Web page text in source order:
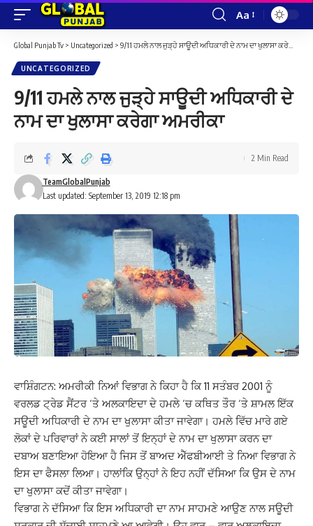
Font
Aa
Global Punjab Tv > Uncategorized > 9/11 ਹਮਲੇ ਨਾਲ ਜੁੜ੍ਹੇ ਸਾਊਦੀ ਅਧਿਕਾਰੀ ਦੇ ਨਾਮ ਦਾ ਖੁਲਾਸਾ ਕਰੇਗਾ ਅਮਰੀਕਾ
UNCATEGORIZED
9/11 ਹਮਲੇ ਨਾਲ ਜੁੜ੍ਹੇ ਸਾਊਦੀ ਅਧਿਕਾਰੀ ਦੇ
ਨਾਮ ਦਾ ਖੁਲਾਸਾ ਕਰੇਗਾ ਅਮਰੀਕਾ
Last updated: September 13, 2019 12:18 pm
TeamGlobalPunjab
2 Min Read
ਵਾਸ਼ਿੰਗਟਨ: ਅਮਰੀਕੀ ਨਿਆਂ ਵਿਭਾਗ ਨੇ ਕਿਹਾ ਹੈ ਕਿ 11 ਸਤੰਬਰ 2001 ਨੂੰ
ਵਰਲਡ ਟ੍ਰੇਡ ਸੈਂਟਰ ‘ਤੇ ਅਲਕਾਇਦਾ ਦੇ ਹਮਲੇ ‘ਚ ਕਥਿਤ ਤੌਰ ‘ਤੇ ਸ਼ਾਮਲ ਇੱਕ
ਸਊਦੀ ਅਧਿਕਾਰੀ ਦੇ ਨਾਮ ਦਾ ਖੁਲਾਸਾ ਕੀਤਾ ਜਾਵੇਗਾ। ਹਮਲੇ ਵਿੱਚ ਮਾਰੇ ਗਏ
ਲੋਕਾਂ ਦੇ ਪਰਿਵਾਰਾਂ ਨੇ ਕਈ ਸਾਲਾਂ ਤੋਂ ਇਨ੍ਹਾਂ ਦੇ ਨਾਮ ਦਾ ਖੁਲਾਸਾ ਕਰਨ ਦਾ
ਦਬਾਅ ਬਣਾਇਆ ਹੋਇਆ ਹੈ ਜਿਸ ਤੋਂ ਬਾਅਦ ਐੱਫਬੀਆਈ ਤੇ ਨਿਆ ਵਿਭਾਗ ਨੇ
ਇਸ ਦਾ ਫੈਸਲਾ ਲਿਆ। ਹਾਲਾਂਕਿ ਉਨ੍ਹਾਂ ਨੇ ਇਹ ਨਹੀਂ ਦੱਸਿਆ ਕਿ ਉਸ ਦੇ ਨਾਮ
ਦਾ ਖੁਲਾਸਾ ਕਦੋਂ ਕੀਤਾ ਜਾਵੇਗਾ।
ਵਿਭਾਗ ਨੇ ਦੱਸਿਆ ਕਿ ਇਸ ਅਧਿਕਾਰੀ ਦਾ ਨਾਮ ਸਾਹਮਣੇ ਆਉਣ ਨਾਲ ਸਊਦੀ